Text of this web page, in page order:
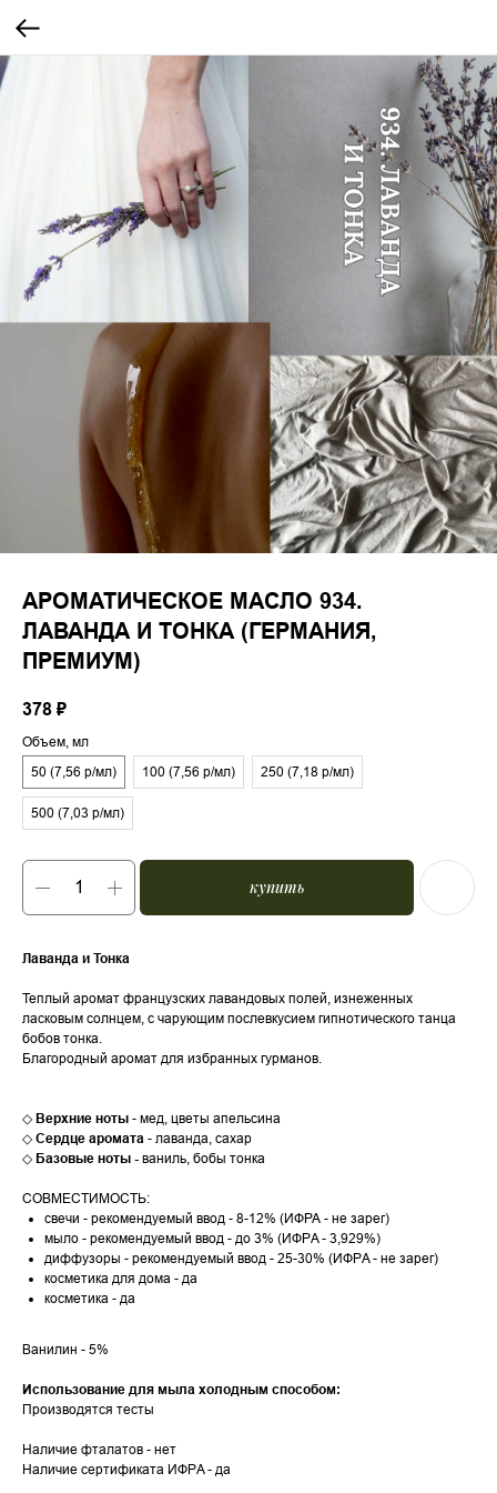
АРОМАТИЧЕСКОЕ МАСЛО 934.
ЛАВАНДА И ТОНКА (ГЕРМАНИЯ,
ПРЕМИУМ)
378 ₽
Объем, мл
50 (7,56 р/мл)
100 (7,56 р/мл) 250 (7,18 р/мл)
500 (7,03 р/мл)
купить
Лаванда и Тонка
Теплый аромат французских лавандовых полей, изнеженных
ласковым солнцем, с чарующим послевкусием гипнотического танца
бобов тонка.
Благородный аромат для избранных гурманов.
◇ Верхние ноты - мед, цветы апельсина
◇ Сердце аромата - лаванда, сахар
◇ Базовые ноты - ваниль, бобы тонка
СОВМЕСТИМОСТЬ:
свечи - рекомендуемый ввод - 8-12% (ИФРА - не зарег)
мыло - рекомендуемый ввод - до 3% (ИФРA - 3,929%)
диффузоры - рекомендуемый ввод - 25-30% (ИФРA - не зарег)
косметика для дома - да
косметика - да
Ванилин - 5%
Использование для мыла холодным способом:
Производятся тесты
Наличие фталатов - нет
Наличие сертификата ИФРA - да